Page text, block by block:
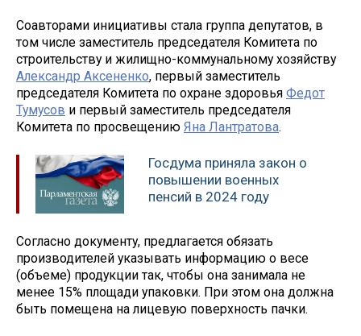
Соавторами инициативы стала группа депутатов, в
том числе заместитель председателя Комитета по
строительству и жилищно-коммунальному хозяйству
Александр Аксененко, первый заместитель
председателя Комитета по охране здоровья Федот
Тумусов и первый заместитель председателя
Комитета по просвещению Яна Лантратова.
Госдума приняла закон о
повышении военных
пенсий в 2024 году
Согласно документу, предлагается обязать
производителей указывать информацию о весе
(объеме) продукции так, чтобы она занимала не
менее 15% площади упаковки. При этом она должна
быть помещена на лицевую поверхность пачки.